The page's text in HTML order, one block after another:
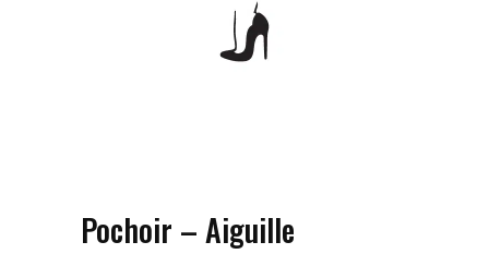
Pochoir – Aiguille